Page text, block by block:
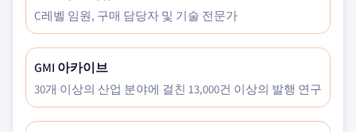
C레벨 임원, 구매 담당자 및 기술 전문가
GMI 아카이브
30개 이상의 산업 분야에 걸친 13,000건 이상의 발행 연구